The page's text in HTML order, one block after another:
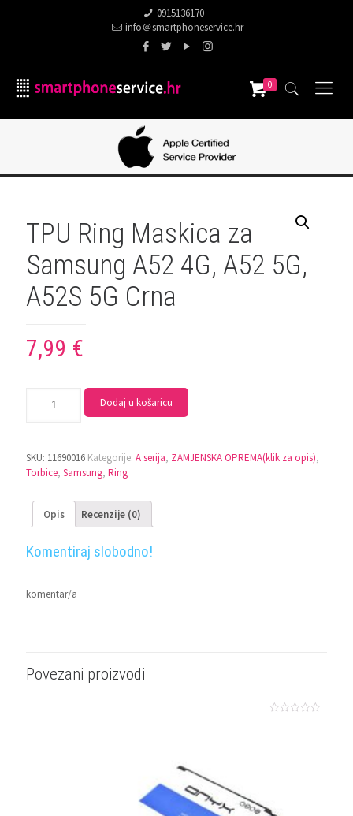
0915136170
info＠smartphoneservice.hr
0
TPU Ring Maskica za
Samsung A52 4G, A52 5G,
A52S 5G Crna
7,99 €
Dodaj u košaricu
SKU: 11690016 Kategorije: A serija, ZAMJENSKA OPREMA(klik za opis),
Torbice, Samsung, Ring
Opis Recenzije (0)
Komentiraj slobodno!
komentar/a
Povezani proizvodi